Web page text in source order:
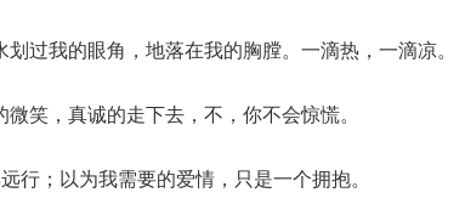
过我的眼角，地落在我的胸膛。一滴热，一滴凉。
笑，真诚的走下去，不，你不会惊慌。
行；以为我需要的爱情，只是一个拥抱。